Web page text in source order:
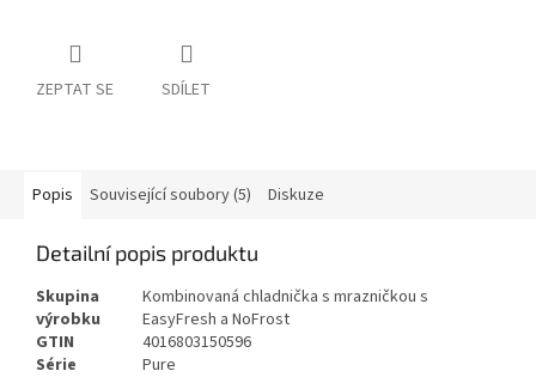
ZEPTAT SE SDÍLET
Popis Související soubory (5) Diskuze
Detailní popis produktu
Skupina
výrobku
Kombinovaná chladnička s mrazničkou s
EasyFresh a NoFrost
GTIN
4016803150596
Série
Pure